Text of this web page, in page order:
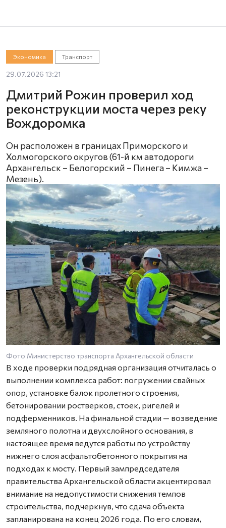
Экономика Транспорт
29.07.2026 13:21
Дмитрий Рожин проверил ход
реконструкции моста через реку
Вождоромка
Он расположен в границах Приморского и
Холмогорского округов (61-й км автодороги
Архангельск – Белогорский – Пинега – Кимжа –
Мезень).
Фото Министерство транспорта Архангельской области
В ходе проверки подрядная организация отчиталась о
выполнении комплекса работ: погружении свайных
опор, установке балок пролетного строения,
бетонировании ростверков, стоек, ригелей и
подферменников. На финальной стадии — возведение
земляного полотна и двухслойного основания, в
настоящее время ведутся работы по устройству
нижнего слоя асфальтобетонного покрытия на
подходах к мосту. Первый зампредседателя
правительства Архангельской области акцентировал
внимание на недопустимости снижения темпов
строительства, подчеркнув, что сдача объекта
запланирована на конец 2026 года. По его словам,